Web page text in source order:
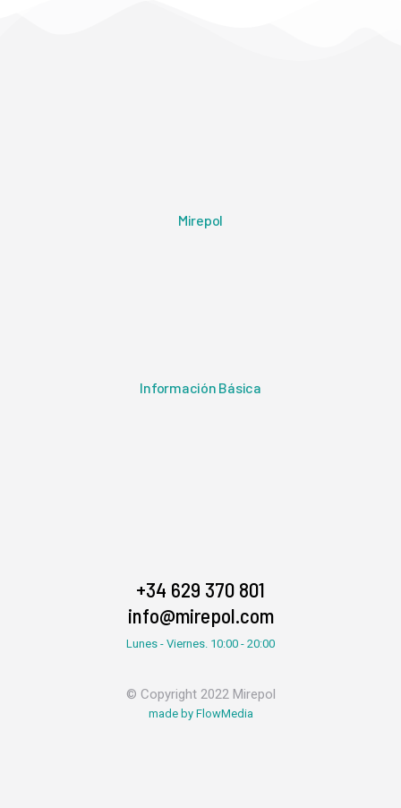
Mirepol
Información Básica
+34 629 370 801
info@mirepol.com
Lunes - Viernes. 10:00 - 20:00
© Copyright 2022 Mirepol
made by FlowMedia